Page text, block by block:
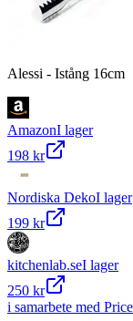
Alessi - Istång 16cm
AmazonI lager
198 kr
Nordiska DekoI lager
199 kr
kitchenlab.seI lager
250 kr
i samarbete med